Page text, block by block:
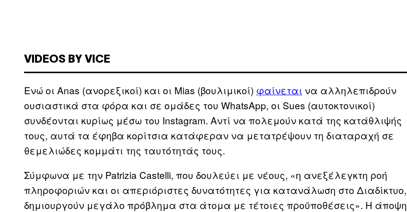
VIDEOS BY VICE
Ενώ οι Anas (ανορεξικοί) και οι Mias (βουλιμικοί) φαίνεται να αλληλεπιδρούν
ουσιαστικά στα φόρα και σε ομάδες του WhatsApp, οι Sues (αυτοκτονικοί)
συνδέονται κυρίως μέσω του Instagram. Αντί να πολεμούν κατά της κατάθλιψής
τους, αυτά τα έφηβα κορίτσια κατάφεραν να μετατρέψουν τη διαταραχή σε
θεμελιώδες κομμάτι της ταυτότητάς τους.
Σύμφωνα με την Patrizia Castelli, που δουλεύει με νέους, «η ανεξέλεγκτη ροή
πληροφοριών και οι απεριόριστες δυνατότητες για κατανάλωση στο Διαδίκτυο,
δημιουργούν μεγάλο πρόβλημα στα άτομα με τέτοιες προϋποθέσεις». Η άποψη